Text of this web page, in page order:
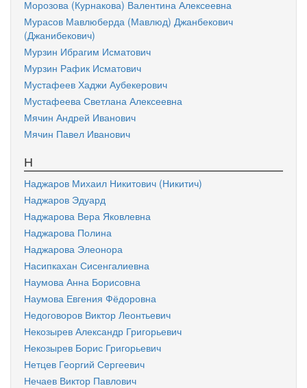
Морозова (Курнакова) Валентина Алексеевна
Мурасов Мавлюберда (Мавлюд) Джанбекович
(Джанибекович)
Мурзин Ибрагим Исматович
Мурзин Рафик Исматович
Мустафеев Хаджи Аубекерович
Мустафеева Светлана Алексеевна
Мячин Андрей Иванович
Мячин Павел Иванович
Н
Наджаров Михаил Никитович (Никитич)
Наджаров Эдуард
Наджарова Вера Яковлевна
Наджарова Полина
Наджарова Элеонора
Насипкахан Сисенгалиевна
Наумова Анна Борисовна
Наумова Евгения Фёдоровна
Недоговоров Виктор Леонтьевич
Некозырев Александр Григорьевич
Некозырев Борис Григорьевич
Нетцев Георгий Сергеевич
Нечаев Виктор Павлович